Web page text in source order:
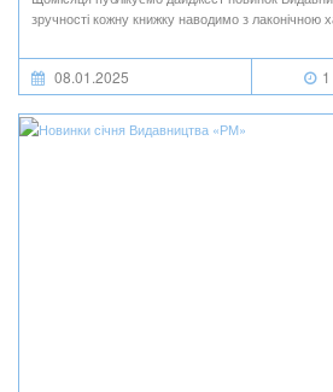
зручності кожну книжку наводимо з лаконічною
08.01.2025